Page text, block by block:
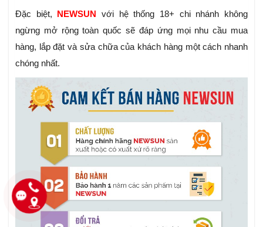
Đặc biệt, NEWSUN với hệ thống 18+ chi nhánh không
ngừng mở rộng toàn quốc sẽ đáp ứng mọi nhu cầu mua
hàng, lắp đặt và sửa chữa của khách hàng một cách nhanh
chóng nhất.